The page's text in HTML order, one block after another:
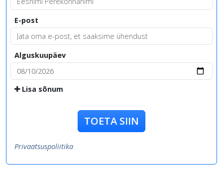
E-post
Alguskuupäev
Lisa sõnum
TOETA SIIN
Privaatsuspoliitika